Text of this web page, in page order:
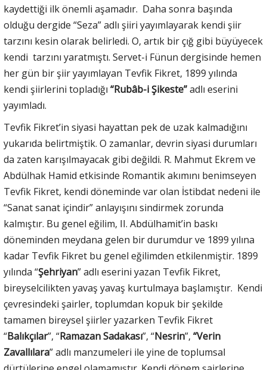
kaydettiği ilk önemli aşamadır. Daha sonra başında
olduğu dergide “Seza” adlı şiiri yayımlayarak kendi şiir
tarzını kesin olarak belirledi. O, artık bir çığ gibi büyüyecek
kendi tarzını yaratmıştı. Servet-i Fünun dergisinde hemen
her gün bir şiir yayımlayan Tevfik Fikret, 1899 yılında
kendi şiirlerini topladığı “Rubâb-i Şikeste”adlı eserini
yayımladı.
Tevfik Fikret’in siyasi hayattan pek de uzak kalmadığını
yukarıda belirtmiştik. O zamanlar, devrin siyasi durumları
da zaten karışılmayacak gibi değildi. R. Mahmut Ekrem ve
Abdülhak Hamid etkisinde Romantik akımını benimseyen
Tevfik Fikret, kendi döneminde var olan İstibdat nedeni ile
“Sanat sanat içindir” anlayışını sindirmek zorunda
kalmıştır. Bu genel eğilim, II. Abdülhamit’in baskı
döneminden meydana gelen bir durumdur ve 1899 yılına
kadar Tevfik Fikret bu genel eğilimden etkilenmiştir. 1899
yılında “Şehriyan” adlı eserini yazan Tevfik Fikret,
bireyselcilikten yavaş yavaş kurtulmaya başlamıştır. Kendi
çevresindeki şairler, toplumdan kopuk bir şekilde
tamamen bireysel şiirler yazarken Tevfik Fikret
“Balıkçılar”, “Ramazan Sadakası”, “Nesrin”, “Verin
Zavallılara” adlı manzumeleri ile yine de toplumsal